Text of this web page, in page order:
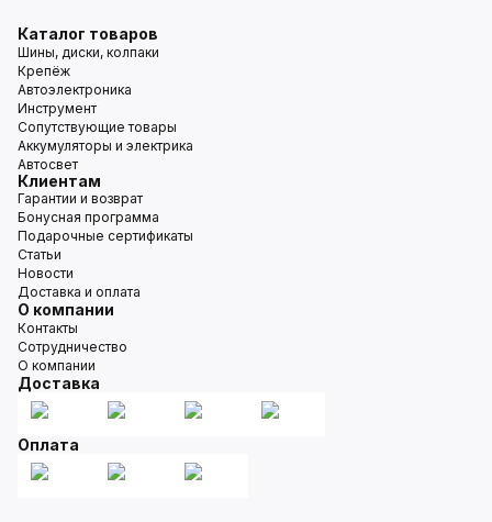
Каталог товаров
Шины, диски, колпаки
Крепёж
Автоэлектроника
Инструмент
Сопутствующие товары
Аккумуляторы и электрика
Автосвет
Клиентам
Гарантии и возврат
Бонусная программа
Подарочные сертификаты
Статьи
Новости
Доставка и оплата
О компании
Контакты
Сотрудничество
О компании
Доставка
Оплата